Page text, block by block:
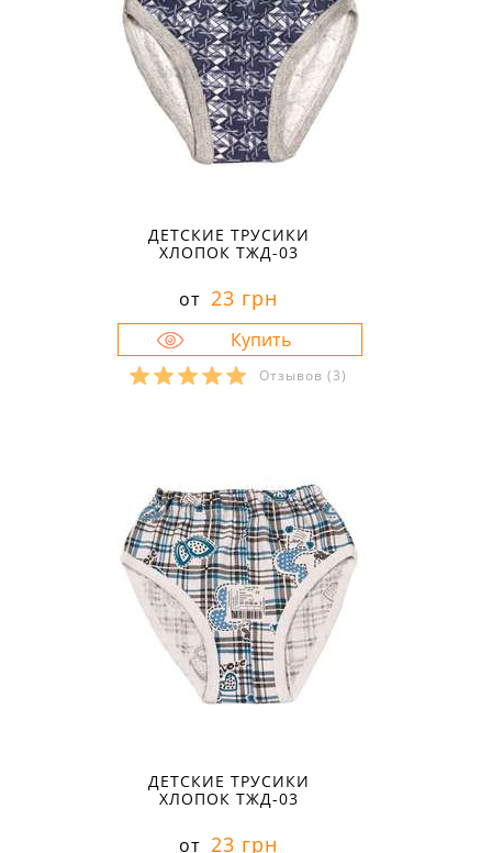
ДЕТСКИЕ ТРУСИКИ
ХЛОПОК ТЖД-03
от 23 грн
Отзывов (3)
ДЕТСКИЕ ТРУСИКИ
ХЛОПОК ТЖД-03
от 23 грн